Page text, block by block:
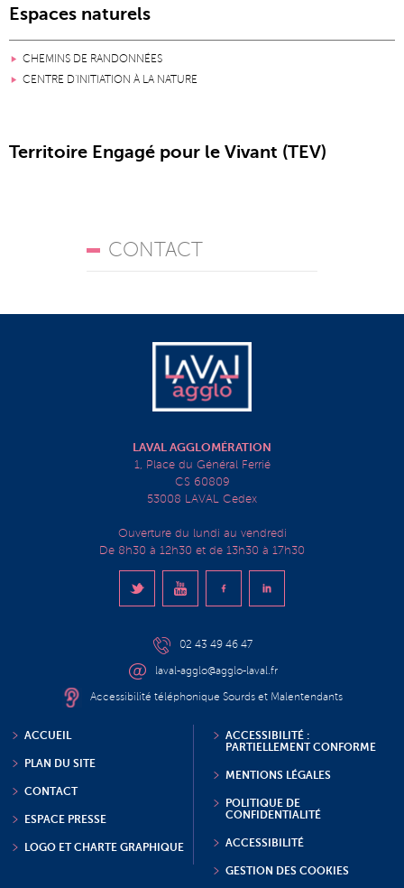
Espaces naturels
CHEMINS DE RANDONNÉES
CENTRE D’INITIATION À LA NATURE
Territoire Engagé pour le Vivant (TEV)
CONTACT
LAVAL AGGLOMÉRATION
1, Place du Général Ferrié
CS 60809
53008 LAVAL Cedex
Ouverture du lundi au vendredi
De 8h30 à 12h30 et de 13h30 à 17h30
02 43 49 46 47
laval-agglo@agglo-laval.fr
Accessibilité téléphonique Sourds et Malentendants
ACCUEIL
PLAN DU SITE
CONTACT
ESPACE PRESSE
LOGO ET CHARTE GRAPHIQUE
ACCESSIBILITÉ :
PARTIELLEMENT CONFORME
MENTIONS LÉGALES
POLITIQUE DE
CONFIDENTIALITÉ
ACCESSIBILITÉ
GESTION DES COOKIES